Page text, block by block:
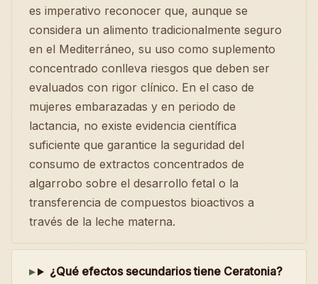
es imperativo reconocer que, aunque se
considera un alimento tradicionalmente seguro
en el Mediterráneo, su uso como suplemento
concentrado conlleva riesgos que deben ser
evaluados con rigor clínico. En el caso de
mujeres embarazadas y en periodo de
lactancia, no existe evidencia científica
suficiente que garantice la seguridad del
consumo de extractos concentrados de
algarrobo sobre el desarrollo fetal o la
transferencia de compuestos bioactivos a
través de la leche materna.
¿Qué efectos secundarios tiene Ceratonia?